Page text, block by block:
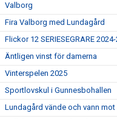
Valborg
Fira Valborg med Lundagård
Flickor 12 SERIESEGRARE
Äntligen vinst för damerna
Vinterspelen 2025
Sportlovskul i Gunnesbohallen
Lundagård vände och vann mot